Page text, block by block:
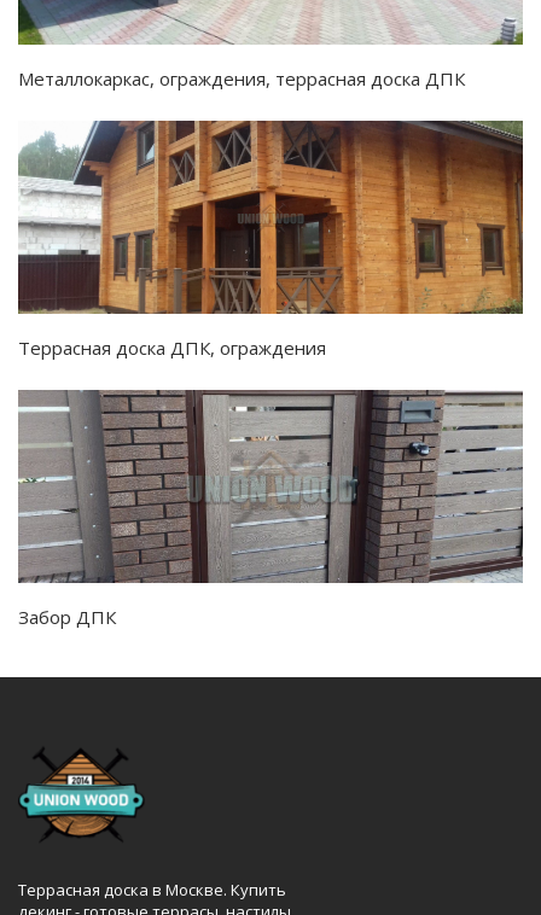
Металлокаркас, ограждения, террасная доска ДПК
Террасная доска ДПК, ограждения
Забор ДПК
Террасная доска в Москве. Купить